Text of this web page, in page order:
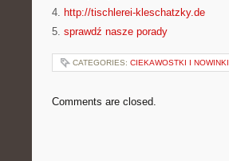
4. http://tischlerei-kleschatzky.de
5. sprawdź nasze porady
CATEGORIES: CIEKAWOSTKI I NOWINKI
Comments are closed.